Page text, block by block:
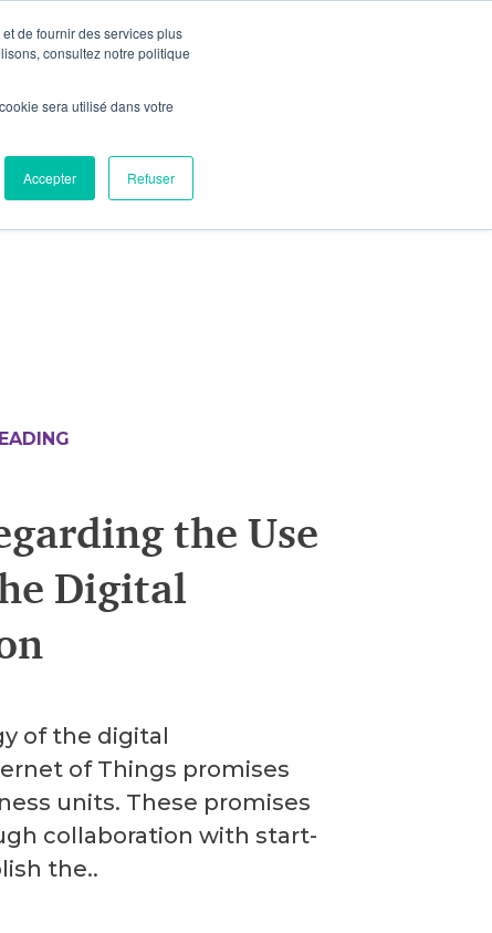
de fournir des services plus
consultez notre politique
sera utilisé dans votre
Accepter Refuser
IOT VALLEY
the Use
Digital
of the digital
of Things promises
units. These promises
collaboration with start-
the..